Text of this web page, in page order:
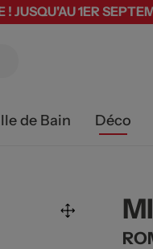
JUSQU'AU 1ER
de Bain Déco